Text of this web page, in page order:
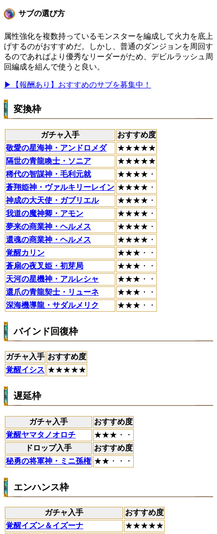
サブの選び方
属性強化を複数持っているモンスターを編成して火力を底上
げするのがおすすめだ。しかし、普通のダンジョンを周回す
るのであればより優秀なリーダーがため、デビルラッシュ周
回編成を組んで使うと良い。
▶【報酬あり】おすすめのサブを募集中！
変換枠
ガチャ入手
おすすめ度
敬愛の星海神・アンドロメダ
★★★★★
隔世の青龍喚士・ソニア
★★★★★
稀代の智謀神・毛利元就
★★★★・
蒼翔姫神・ヴァルキリーレイン ★★★★・
神成の大天使・ガブリエル
★★★★・
我道の魔神卿・アモン
★★★★・
夢来の商業神・ヘルメス
★★★★・
還魂の商業神・ヘルメス
★★★★・
覚醒カリン
★★★・・
蒼扇の夜叉姫・初芽局
★★★・・
天河の星機神・アルレシャ
★★★・・
還爪の青龍契士・リューネ
★★★・・
深海機導龍・サダルメリク
★★★・・
バインド回復枠
ガチャ入手 おすすめ度
覚醒イシス ★★★★★
遅延枠
ガチャ入手
おすすめ度
覚醒ヤマタノオロチ
★★★・・
ドロップ入手
おすすめ度
秘勇の将軍神・ミニ孫権 ★★・・・
エンハンス枠
ガチャ入手
おすすめ度
覚醒イズン＆イズーナ
★★★★★